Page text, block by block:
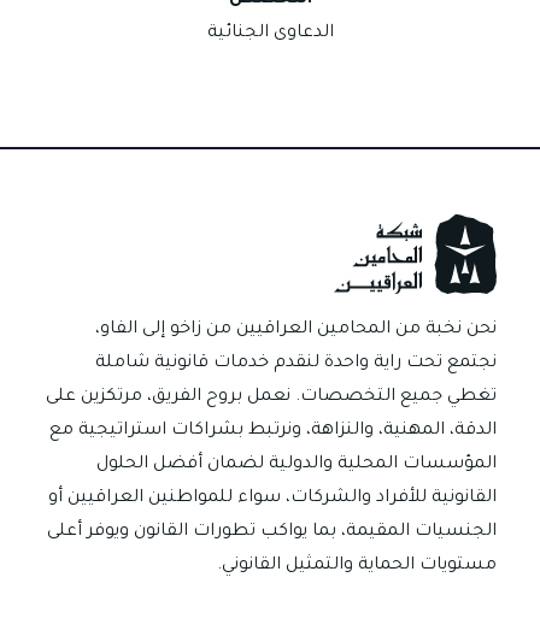
الدعاوى الجنائية
نحن نخبة من المحامين العراقيين من زاخو إلى الفاو،
نجتمع تحت راية واحدة لنقدم خدمات قانونية شاملة
تغطي جميع التخصصات. نعمل بروح الفريق، مرتكزين على
الدقة، المهنية، والنزاهة، ونرتبط بشراكات استراتيجية مع
المؤسسات المحلية والدولية لضمان أفضل الحلول
القانونية للأفراد والشركات، سواء للمواطنين العراقيين أو
الجنسيات المقيمة، بما يواكب تطورات القانون ويوفر أعلى
مستويات الحماية والتمثيل القانوني.